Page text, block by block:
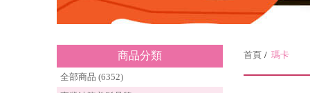
商品分類
全部商品 (6352)
首頁 瑪卡